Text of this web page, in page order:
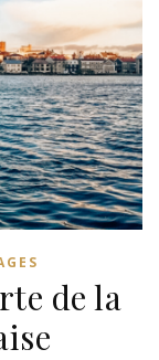
de la